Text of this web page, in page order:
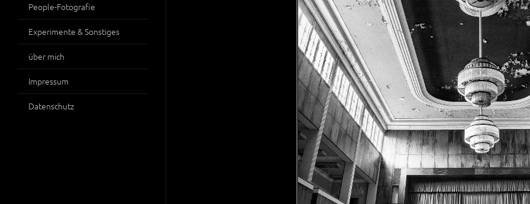
People-Fotografie
Experimente & Sonstiges
über mich
Impressum
Datenschutz